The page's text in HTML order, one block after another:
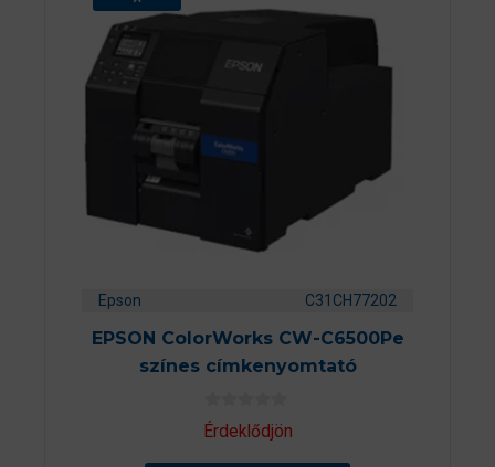
Epson C31CH77202
EPSON ColorWorks CW-C6500Pe
színes címkenyomtató
0
a
Érdeklődjön